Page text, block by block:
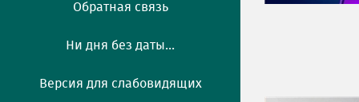
Обратная связь
Ни дня без даты...
Версия для слабовидящих